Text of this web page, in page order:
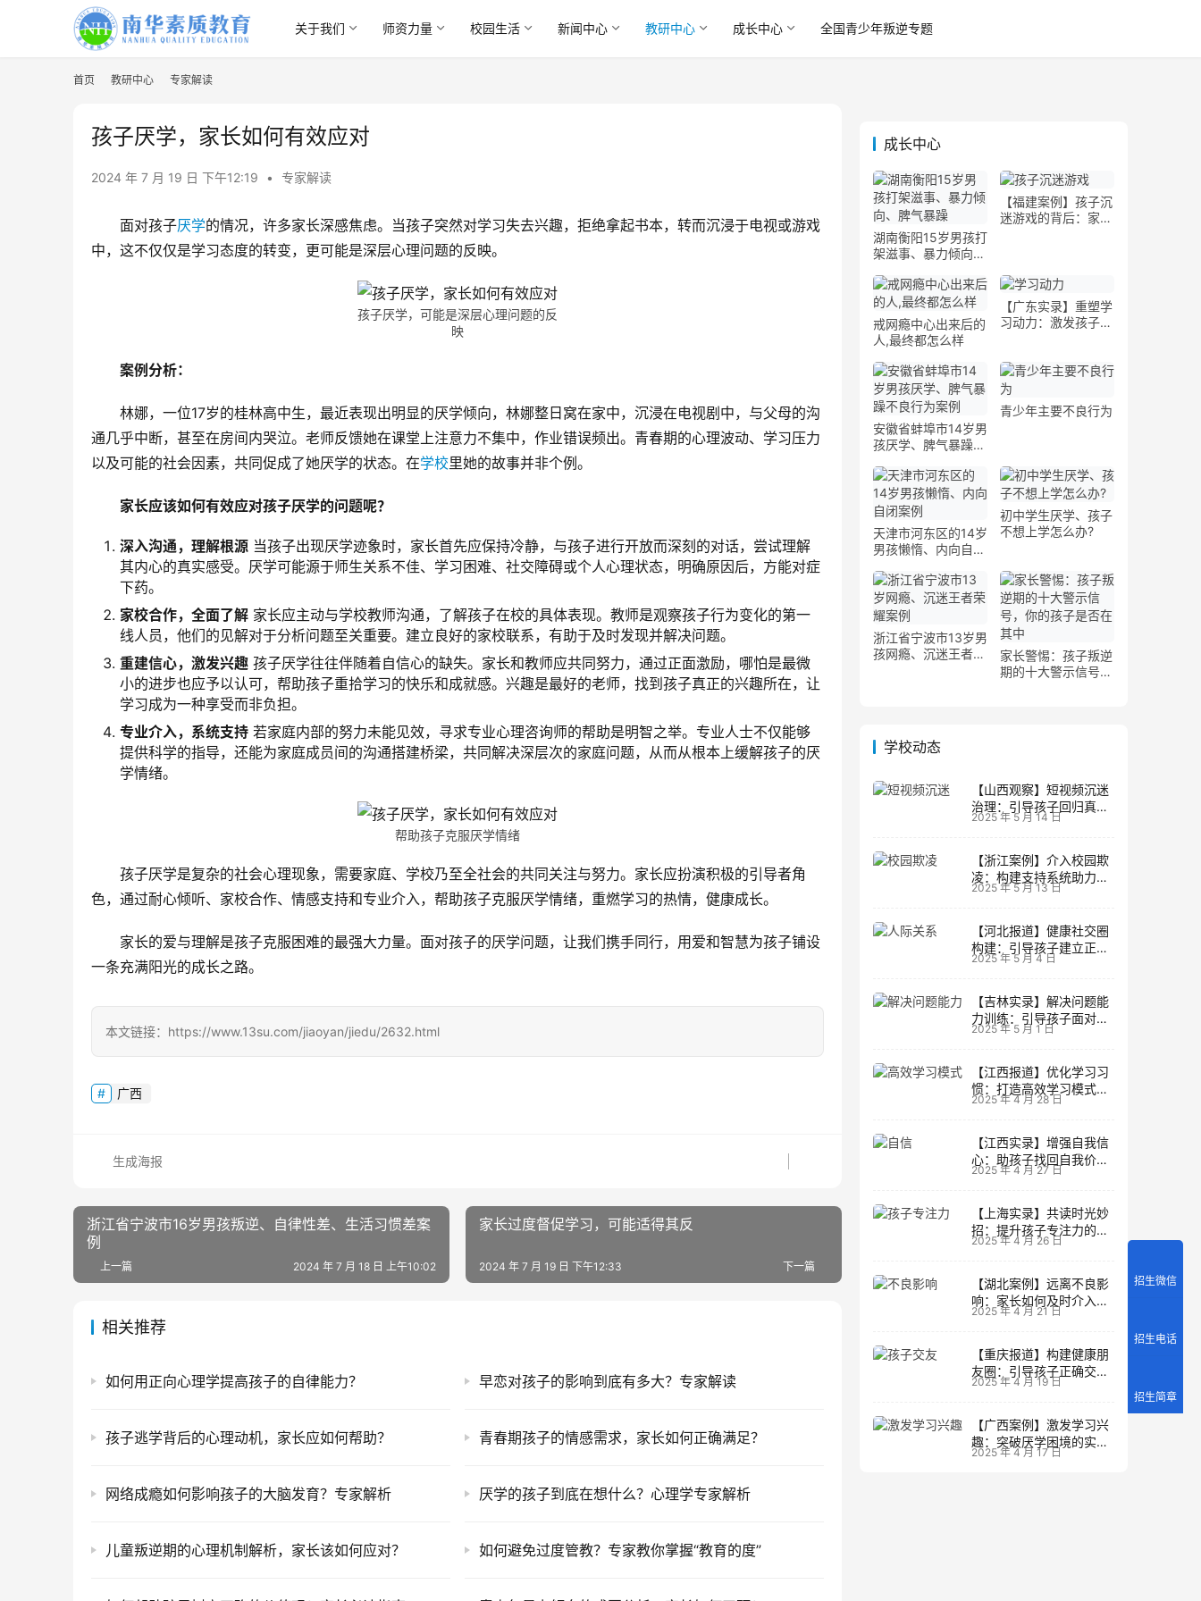
关于我们 师资力量 校园生活 新闻中心 教研中心 成长中心 全国青少年叛逆专题
首页 教研中心 专家解读
孩子厌学，家长如何有效应对
2024 年 7 月 19 日 下午12:19 • 专家解读
面对孩子厌学的情况，许多家长深感焦虑。当孩子突然对学习失去兴趣，拒绝拿起书本，转而沉浸于电视或游戏
中，这不仅仅是学习态度的转变，更可能是深层心理问题的反映。
孩子厌学，可能是深层心理问题的反
映
案例分析：
林娜，一位17岁的桂林高中生，最近表现出明显的厌学倾向，林娜整日窝在家中，沉浸在电视剧中，与父母的沟
通几乎中断，甚至在房间内哭泣。老师反馈她在课堂上注意力不集中，作业错误频出。青春期的心理波动、学习压力
以及可能的社会因素，共同促成了她厌学的状态。在学校里她的故事并非个例。
家长应该如何有效应对孩子厌学的问题呢？
深入沟通，理解根源 当孩子出现厌学迹象时，家长首先应保持冷静，与孩子进行开放而深刻的对话，尝试理解
其内心的真实感受。厌学可能源于师生关系不佳、学习困难、社交障碍或个人心理状态，明确原因后，方能对症
下药。
家校合作，全面了解 家长应主动与学校教师沟通，了解孩子在校的具体表现。教师是观察孩子行为变化的第一
线人员，他们的见解对于分析问题至关重要。建立良好的家校联系，有助于及时发现并解决问题。
重建信心，激发兴趣 孩子厌学往往伴随着自信心的缺失。家长和教师应共同努力，通过正面激励，哪怕是最微
小的进步也应予以认可，帮助孩子重拾学习的快乐和成就感。兴趣是最好的老师，找到孩子真正的兴趣所在，让
学习成为一种享受而非负担。
专业介入，系统支持 若家庭内部的努力未能见效，寻求专业心理咨询师的帮助是明智之举。专业人士不仅能够
提供科学的指导，还能为家庭成员间的沟通搭建桥梁，共同解决深层次的家庭问题，从而从根本上缓解孩子的厌
学情绪。
帮助孩子克服厌学情绪
孩子厌学是复杂的社会心理现象，需要家庭、学校乃至全社会的共同关注与努力。家长应扮演积极的引导者角
色，通过耐心倾听、家校合作、情感支持和专业介入，帮助孩子克服厌学情绪，重燃学习的热情，健康成长。
家长的爱与理解是孩子克服困难的最强大力量。面对孩子的厌学问题，让我们携手同行，用爱和智慧为孩子铺设
一条充满阳光的成长之路。
本文链接：https://www.13su.com/jiaoyan/jiedu/2632.html
广西
生成海报
浙江省宁波市16岁男孩叛逆、自律性差、生活习惯差案
例
上一篇 2024 年 7 月 18 日 上午10:02
家长过度督促学习，可能适得其反
下一篇
2024 年 7 月 19 日 下午12:33
相关推荐
如何用正向心理学提高孩子的自律能力？ 早恋对孩子的影响到底有多大？专家解读
孩子逃学背后的心理动机，家长应如何帮助？ 青春期孩子的情感需求，家长如何正确满足？
网络成瘾如何影响孩子的大脑发育？专家解析 厌学的孩子到底在想什么？心理学专家解析
儿童叛逆期的心理机制解析，家长该如何应对？ 如何避免过度管教？专家教你掌握“教育的度”
成长中心
湖南衡阳15岁男孩打
架滋事、暴力倾向案
【福建案例】孩子沉
迷游戏的背后：家长
戒网瘾中心出来后的
人,最终都怎么样
【广东实录】重塑学
习动力：激发孩子告
安徽省蚌埠市14岁男
孩厌学、脾气暴躁不
青少年主要不良行为
天津市河东区的14岁
男孩懒惰、内向自闭
初中学生厌学、孩子
不想上学怎么办?
浙江省宁波市13岁男
孩网瘾、沉迷王者荣
家长警惕：孩子叛逆
期的十大警示信号，
学校动态
【山西观察】短视频沉迷
治理：引导孩子回归真实
生活
2025 年 5 月 14 日
【浙江案例】介入校园欺
凌：构建支持系统助力孩
子成长
2025 年 5 月 13 日
【河北报道】健康社交圈
构建：引导孩子建立正向
人际关系
2025 年 5 月 4 日
【吉林实录】解决问题能
力训练：引导孩子面对主
动挑战
2025 年 5 月 1 日
【江西报道】优化学习习
惯：打造高效学习模式的
实用技巧
2025 年 4 月 28 日
【江西实录】增强自我信
心：助孩子找回自我价值
的策略
2025 年 4 月 27 日
【上海实录】共读时光妙
招：提升孩子专注力的阅
读策略
2025 年 4 月 26 日
【湖北案例】远离不良影
响：家长如何及时介入调
整方向
2025 年 4 月 21 日
【重庆报道】构建健康朋
友圈：引导孩子正确交友
的实践经验
2025 年 4 月 19 日
【广西案例】激发学习兴
趣：突破厌学困境的实战
经验
2025 年 4 月 17 日
招生微信
招生电话
招生简章